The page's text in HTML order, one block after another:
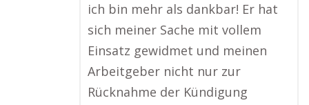
ich bin mehr als dankbar! Er hat
sich meiner Sache mit vollem
Einsatz gewidmet und meinen
Arbeitgeber nicht nur zur
Rücknahme der Kündigung